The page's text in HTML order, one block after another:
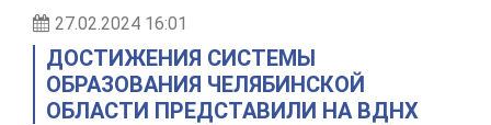
27.02.2024 16:01
ДОСТИЖЕНИЯ СИСТЕМЫ
ОБРАЗОВАНИЯ ЧЕЛЯБИНСКОЙ
ОБЛАСТИ ПРЕДСТАВИЛИ НА ВДНХ